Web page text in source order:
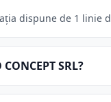
dispune de 1 linie
SRL?